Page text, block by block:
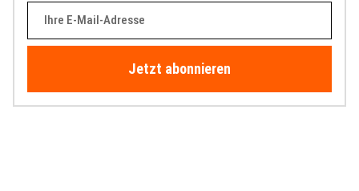
Jetzt abonnieren